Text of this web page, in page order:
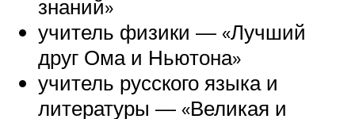
знаний»
учитель физики — «Лучший
друг Ома и Ньютона»
учитель русского языка и
литературы — «Великая и